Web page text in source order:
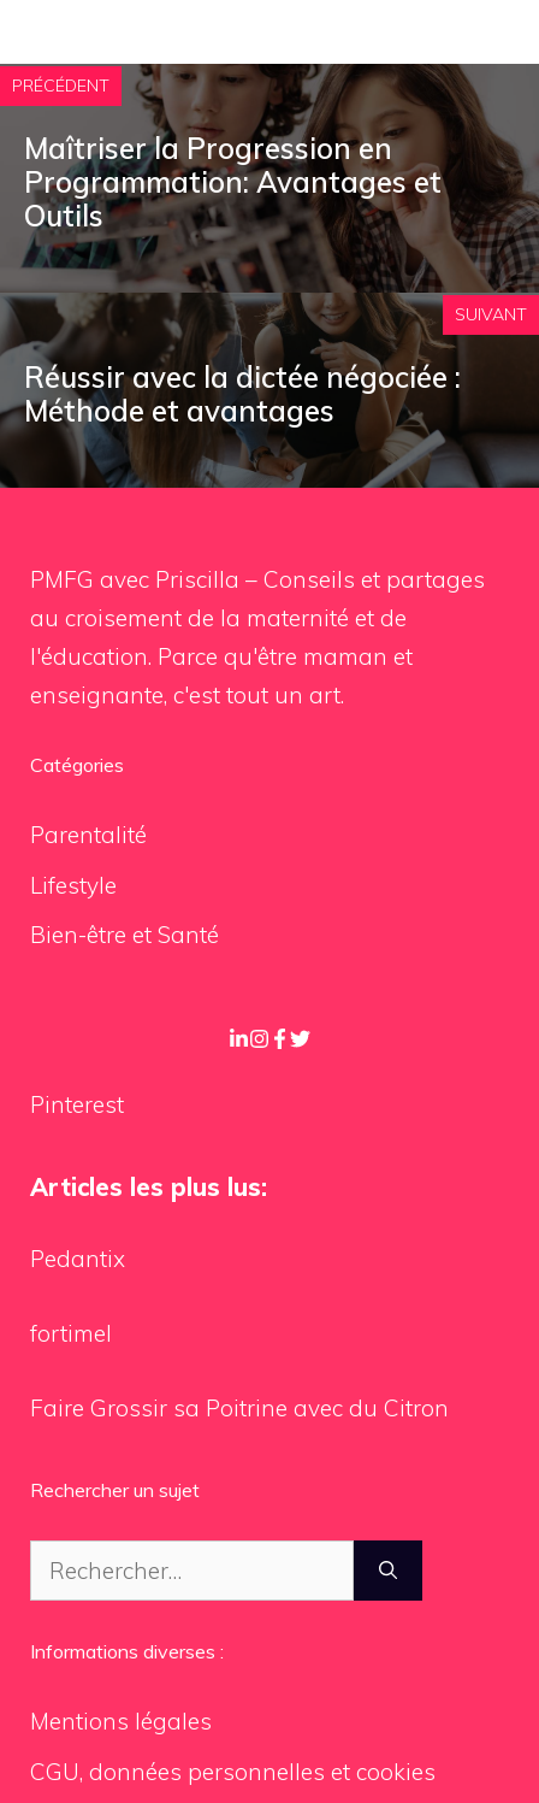
PRÉCÉDENT
Maîtriser la Progression en
Programmation: Avantages et
Outils
SUIVANT
Réussir avec la dictée négociée :
Méthode et avantages
PMFG avec Priscilla – Conseils et partages
au croisement de la maternité et de
l'éducation. Parce qu'être maman et
enseignante, c'est tout un art.
Catégories
Parentalité
Lifestyle
Bien-être et Santé
Pinterest
Articles les plus lus:
Pedantix
fortimel
Faire Grossir sa Poitrine avec du Citron
Rechercher un sujet
Rechercher :
Informations diverses :
Mentions légales
CGU, données personnelles et cookies